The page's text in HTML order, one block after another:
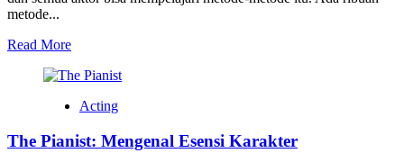
metode...
Read MoreRead
about
Hal
Membuat
Acting
The Pianist: Mengenal Esensi Karakter